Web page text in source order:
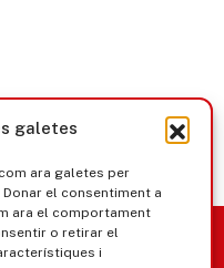
galetes
ara galetes per
el consentiment a
ara el comportament
o retirar el
i